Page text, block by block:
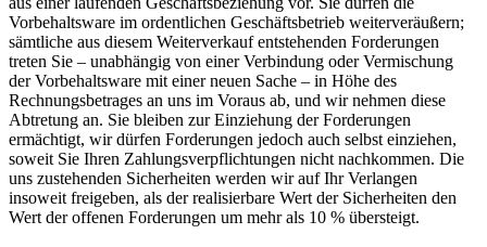
Vorbehaltsware im ordentlichen Geschäftsbetrieb weiterveräußern;
sämtliche aus diesem Weiterverkauf entstehenden Forderungen
treten Sie – unabhängig von einer Verbindung oder Vermischung
der Vorbehaltsware mit einer neuen Sache – in Höhe des
Rechnungsbetrages an uns im Voraus ab, und wir nehmen diese
Abtretung an. Sie bleiben zur Einziehung der Forderungen
ermächtigt, wir dürfen Forderungen jedoch auch selbst einziehen,
soweit Sie Ihren Zahlungsverpflichtungen nicht nachkommen. Die
uns zustehenden Sicherheiten werden wir auf Ihr Verlangen
insoweit freigeben, als der realisierbare Wert der Sicherheiten den
Wert der offenen Forderungen um mehr als 10 % übersteigt.